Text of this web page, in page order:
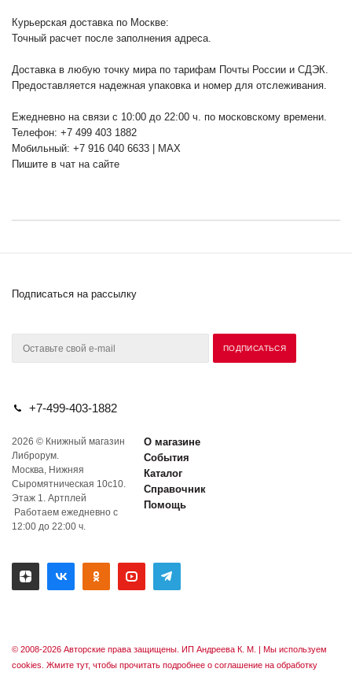
Курьерская доставка по Москве:
Точный расчет после заполнения адреса.
Доставка в любую точку мира по тарифам Почты России и СДЭК.
Предоставляется надежная упаковка и номер для отслеживания.
Ежедневно на связи с 10:00 до 22:00 ч. по московскому времени.
Телефон: +7 499 403 1882
Мобильный: +7 916 040 6633 | MAX
Пишите в чат на сайте
Подписаться на рассылку
+7-499-403-1882
2026 © Книжный магазин
Либрорум.
Москва, Нижняя
Сыромятническая 10с10.
Этаж 1. Артплей
Работаем ежедневно с
12:00 до 22:00 ч.
О магазине
События
Каталог
Справочник
Помощь
© 2008-2026 Авторские права защищены. ИП Андреева К. М. | Мы используем
cookies. Жмите тут, чтобы прочитать подробнее о соглашение на обработку